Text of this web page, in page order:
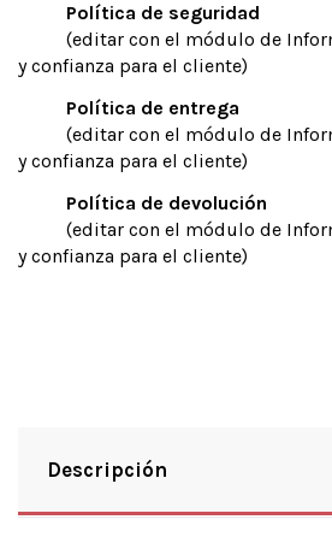
Política de seguridad
(editar con el módulo de
y confianza para el cliente)
Política de entrega
(editar con el módulo de
y confianza para el cliente)
Política de devolución
(editar con el módulo de
y confianza para el cliente)
Descripción